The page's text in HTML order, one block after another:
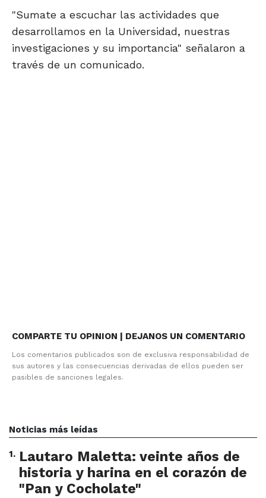
"Sumate a escuchar las actividades que
desarrollamos en la Universidad, nuestras
investigaciones y su importancia" señalaron a
través de un comunicado.
COMPARTE TU OPINION | DEJANOS UN COMENTARIO
Los comentarios publicados son de exclusiva responsabilidad de
sus autores y las consecuencias derivadas de ellos pueden ser
pasibles de sanciones legales.
Noticias más leídas
1. Lautaro Maletta: veinte años de
historia y harina en el corazón de
"Pan y Cocholate"